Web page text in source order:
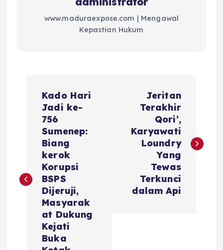
www.maduraexpose.com | Mengawal
Kepastian Hukum
g
Kado Hari
Jadi ke-
756
Sumenep:
Biang
kerok
Korupsi
BSPS
Dijeruji,
Masyarak
at Dukung
Kejati
Buka
Jeritan
Terakhir
Qori’,
Karyawati
Loundry
Yang
Tewas
Terkunci
dalam Api